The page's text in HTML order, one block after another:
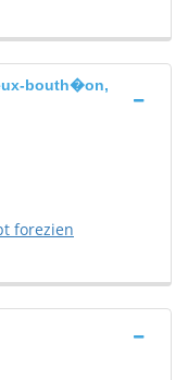
bouth�on,
forezien